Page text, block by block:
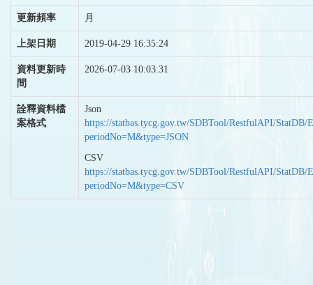
更新頻率 月
上架日期 2019-04-29 16:35:24
資料更新時
間
2026-07-03 10:03:31
詮釋資料檔
案格式
Json
https://statbas.tycg.gov.tw/SDBTool/RestfulAPI/StatDB/
periodNo=M&type=JSON
CSV
https://statbas.tycg.gov.tw/SDBTool/RestfulAPI/StatDB/
periodNo=M&type=CSV